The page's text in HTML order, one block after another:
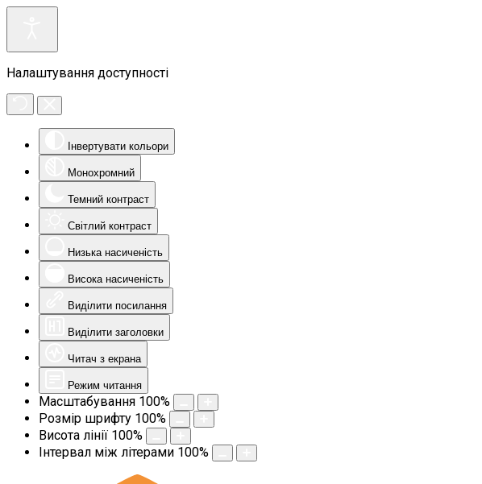
Налаштування доступності
Інвертувати кольори
Монохромний
Темний контраст
Світлий контраст
Низька насиченість
Висока насиченість
Виділити посилання
Виділити заголовки
Читач з екрана
Режим читання
Масштабування 100%
Розмір шрифту 100%
Висота лінії 100%
Інтервал між літерами 100%